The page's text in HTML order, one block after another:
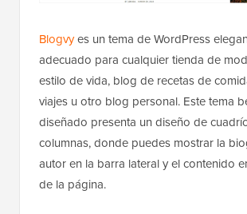
Blogvyes un tema de WordPress
adecuado para cualquier tienda de
estilo de vida, blog de recetas de
viajes u otro blog personal. Este tema
diseñado presenta un diseño de
columnas, donde puedes mostrar la
autor en la barra lateral y el contenido
de la página.